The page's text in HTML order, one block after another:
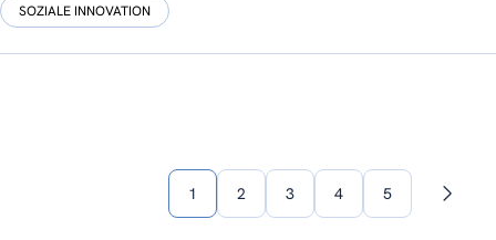
SOZIALE INNOVATION
1 2 3 4 5